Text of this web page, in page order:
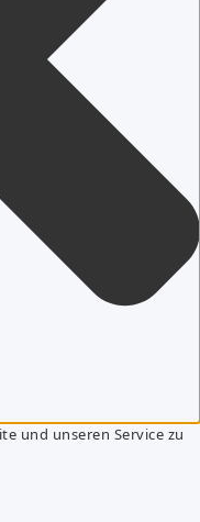
und unseren Service zu